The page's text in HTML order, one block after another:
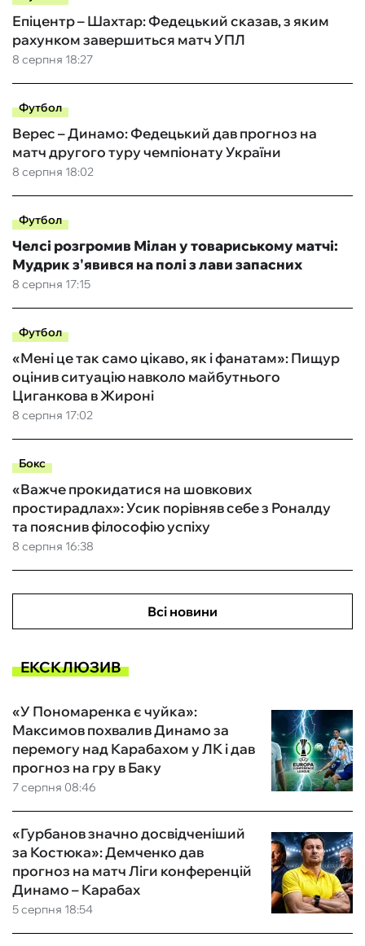
8 серпня 18:27
Епіцентр – Шахтар: Федецький сказав, з яким
рахунком завершиться матч УПЛ
Футбол
8 серпня 18:02
Верес – Динамо: Федецький дав прогноз на
матч другого туру чемпіонату України
Футбол
8 серпня 17:15
Челсі розгромив Мілан у товариському матчі:
Мудрик з'явився на полі з лави запасних
Футбол
8 серпня 17:02
«Мені це так само цікаво, як і фанатам»: Пищур
оцінив ситуацію навколо майбутнього
Циганкова в Жироні
Бокс
8 серпня 16:38
«Важче прокидатися на шовкових
простирадлах»: Усик порівняв себе з Роналду
та пояснив філософію успіху
Всі новини
ЕКСКЛЮЗИВ
7 серпня 08:46
«У Пономаренка є чуйка»:
Максимов похвалив Динамо за
перемогу над Карабахом у ЛК і дав
прогноз на гру в Баку
5 серпня 18:54
«Гурбанов значно досвідченіший
за Костюка»: Демченко дав
прогноз на матч Ліги конференцій
Динамо – Карабах